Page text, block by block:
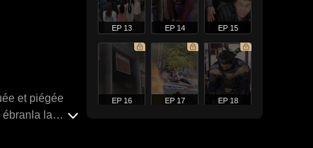
et piégée
ébranla la
EP 13 EP 14 EP 15
EP 16 EP 17 EP 18